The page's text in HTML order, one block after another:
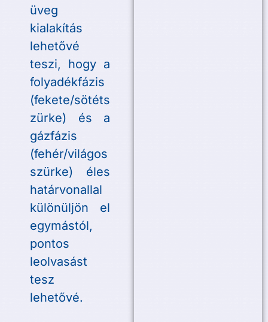
üveg
kialakítás
lehetővé
teszi, hogy a
folyadékfázis
(fekete/sötéts
zürke) és a
gázfázis
(fehér/világos
szürke) éles
határvonallal
különüljön el
egymástól,
pontos
leolvasást
tesz
lehetővé.